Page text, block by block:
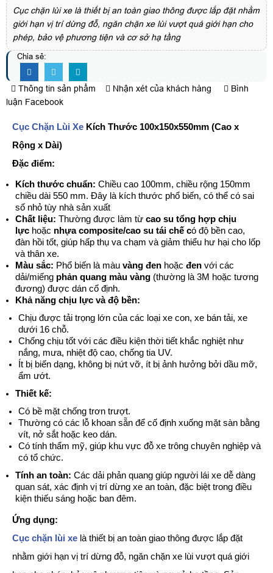
Cục chặn lùi xe là thiết bị an toàn giao thông được lắp đặt nhằm
giới hạn vị trí dừng đỗ, ngăn chặn xe lùi vượt quá giới hạn cho
phép, bảo vệ phương tiện và cơ sở hạ tầng
Chia sẻ:
Thông tin sản phẩm Nhận xét của khách hàng
Bình
luận Facebook
Cục Chặn Lùi Xe Kích Thước 100x150x550mm (Cao x
Rộng x Dài)
Đặc điểm:
Kích thước chuẩn: Chiều cao 100mm, chiều rộng 150mm
chiều dài 550 mm. Đây là kích thước phổ biến, có thể có sai
số nhỏ tùy nhà sản xuất
Chất liệu: Thường được làm từ cao su tổng hợp chịu
lực hoặc nhựa composite/cao su tái chế có độ bền cao,
đàn hồi tốt, giúp hấp thụ va chạm và giảm thiểu hư hại cho lốp
và thân xe.
Màu sắc: Phổ biến là màu vàng đen hoặc đen với các
dải/miếng phản quang màu vàng (thường là 3M hoặc tương
đương) được dán cố định.
Khả năng chịu lực và độ bền:
Chịu được tải trọng lớn của các loại xe con, xe bán tải, xe
dưới 16 chỗ.
Chống chịu tốt với các điều kiện thời tiết khắc nghiệt như
nắng, mưa, nhiệt độ cao, chống tia UV.
Ít bị biến dạng, không bị nứt vỡ, ít bị ảnh hưởng bởi dầu mỡ,
ẩm ướt.
Thiết kế:
Có bề mặt chống trơn trượt.
Thường có các lỗ khoan sẵn để cố định xuống mặt sàn bằng
vít, nở sắt hoặc keo dán.
Có tính thẩm mỹ, giúp khu vực đỗ xe trông chuyên nghiệp và
có tổ chức.
Tính an toàn: Các dải phản quang giúp người lái xe dễ dàng
quan sát, xác định vị trí dừng xe an toàn, đặc biệt trong điều
kiện thiếu sáng hoặc ban đêm.
Ứng dụng:
Cục chặn lùi xe là thiết bị an toàn giao thông được lắp đặt
nhằm giới hạn vị trí dừng đỗ, ngăn chặn xe lùi vượt quá giới